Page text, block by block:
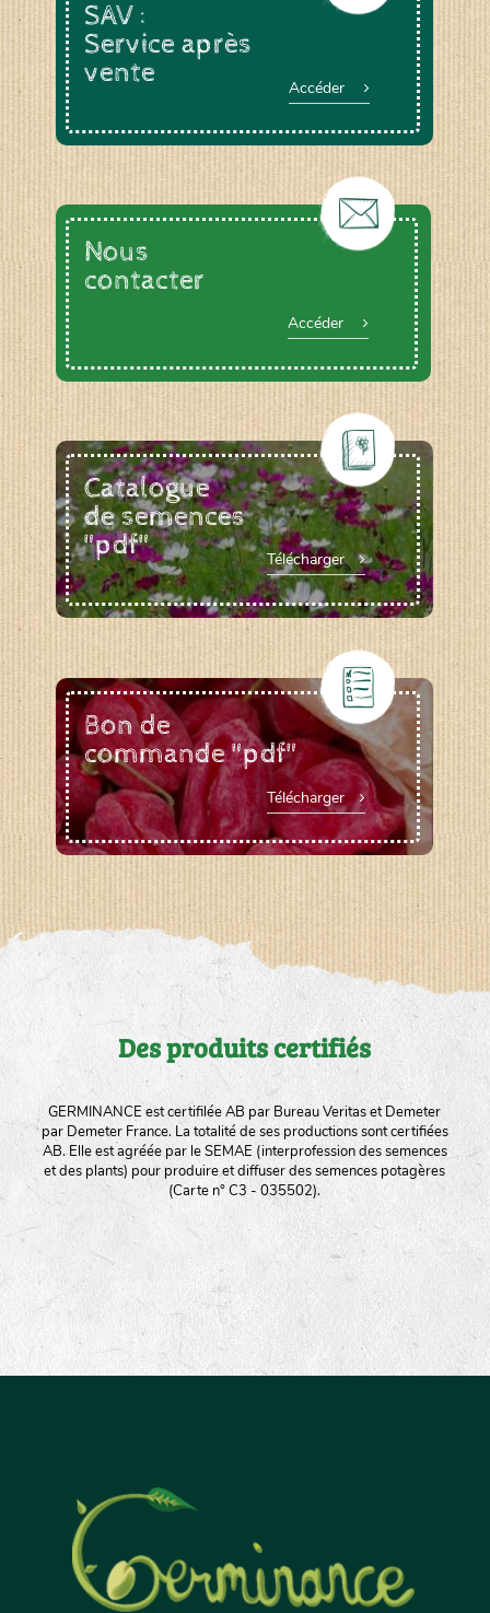
SAV :
Service après
vente
Accéder
Nous
contacter
Accéder
Catalogue
de semences
"pdf"
Télécharger
Bon de
commande "pdf"
Télécharger
Des produits certifiés
GERMINANCE est certifilée AB par Bureau Veritas et Demeter
par Demeter France. La totalité de ses productions sont certifiées
AB. Elle est agréée par le SEMAE (interprofession des semences
et des plants) pour produire et diffuser des semences potagères
(Carte n° C3 - 035502).